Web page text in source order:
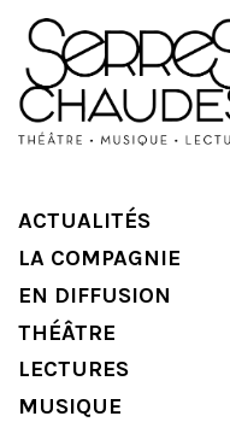
ACTUALITÉS
LA COMPAGNIE
EN DIFFUSION
THÉÂTRE
LECTURES
MUSIQUE